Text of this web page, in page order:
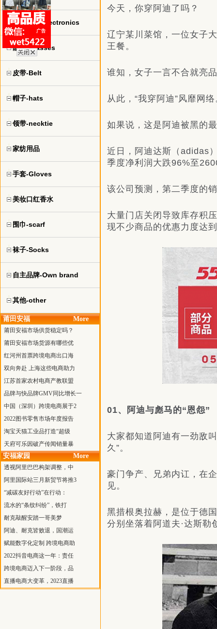
电子产品-Electronics
眼镜-Glasses
皮带-Belt
帽子-hats
领带-necktie
家纺用品
手套-Gloves
美妆口红香水
围巾-scarf
袜子-Socks
自主品牌-Own brand
其他-other
莆田安福 More
莆田安福市场供货稳定吗？
莆田安福市场货源有哪些优
红河州首票跨境电商出口海
双向奔赴 上海这些电商助力
江苏首家农村电商产教联盟
品牌与快品牌GMV同比增长一
中国（深圳）跨境电商展于2
2022图书零售市场年度报告
淘宝天猫工业品打造“超级
天府可乐因破产传闻销量暴
安福家园 More
透视阿里巴巴构架调整，中
阿里国际站三月新贸节将推3
“减碳友好行动”在行动：
流水的“条纹纠纷”，铁打
耐克敲醒安踏一哥美梦
阿迪、耐克皆败退，国潮运
赋能数字化定制 跨境电商助
2022抖音电商这一年：责任
跨境电商迈入下一阶段，品
直播电商大变革，2023直播
今天，你穿阿迪了吗？
辽宁某川菜馆，一位女子
王餐。
谁知，女子一言不合就亮
从此，“我穿阿迪”风靡网
如果说，这是阿迪被黑的
近日，阿迪达斯（adidas
季度净利润大跌96%至
该公司预测，第二季度的
大量门店关闭导致库存积
现不少商品的优惠力度达
01、阿迪与彪马的“恩怨”
大家都知道阿迪有一劲敌
久”。
豪门争产、兄弟内讧，在
见。
黑措根奥拉赫，是位于德
分别坐落着阿道夫·达斯勒